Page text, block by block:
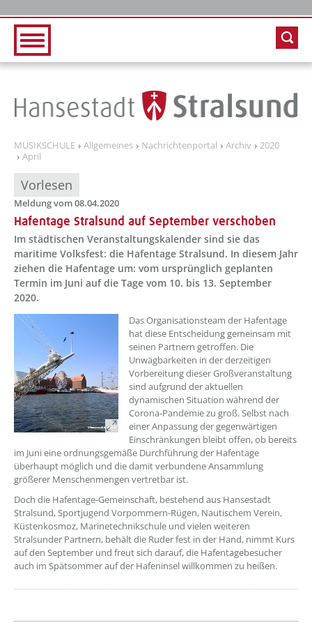
MUSIKSCHULE Allgemeines Nachrichtenportal Archiv
2020
April
Vorlesen
Meldung vom 08.04.2020
Hafentage Stralsund auf September verschoben
Im städtischen Veranstaltungskalender sind sie das
maritime Volksfest: die Hafentage Stralsund. In diesem Jahr
ziehen die Hafentage um: vom ursprünglich geplanten
Termin im Juni auf die Tage vom 10. bis 13. September
2020.
Das Organisationsteam der Hafentage
hat diese Entscheidung gemeinsam mit
seinen Partnern getroffen. Die
Unwägbarkeiten in der derzeitigen
Vorbereitung dieser Großveranstaltung
sind aufgrund der aktuellen
dynamischen Situation während der
Corona-Pandemie zu groß. Selbst nach
einer Anpassung der gegenwärtigen
Einschränkungen bleibt offen, ob bereits
im Juni eine ordnungsgemäße Durchführung der Hafentage
überhaupt möglich und die damit verbundene Ansammlung
größerer Menschenmengen vertretbar ist.
Doch die Hafentage-Gemeinschaft, bestehend aus Hansestadt
Stralsund, Sportjugend Vorpommern-Rügen, Nautischem Verein,
Küstenkosmoz, Marinetechnikschule und vielen weiteren
Stralsunder Partnern, behält die Ruder fest in der Hand, nimmt Kurs
auf den September und freut sich darauf, die Hafentagebesucher
auch im Spätsommer auf der Hafeninsel willkommen zu heißen.